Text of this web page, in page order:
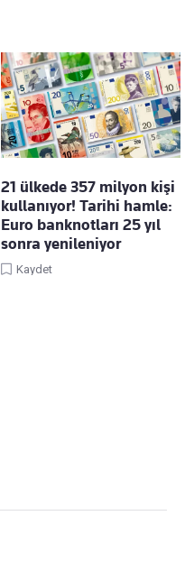
21 ülkede 357 milyon kişi
kullanıyor! Tarihi hamle:
Euro banknotları 25 yıl
sonra yenileniyor
Kaydet